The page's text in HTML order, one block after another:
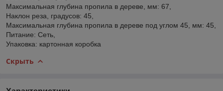
Максимальная глубина пропила в дереве, мм: 67,
Наклон реза, градусов: 45,
Максимальная глубина пропила в дереве под углом 45, мм: 45,
Питание: Сеть,
Упаковка: картонная коробка
Скрыть